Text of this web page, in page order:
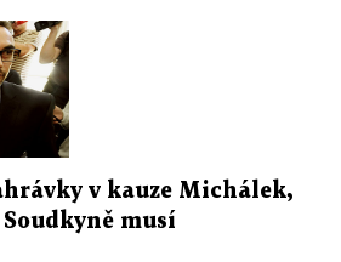
v kauze Michálek,
musí